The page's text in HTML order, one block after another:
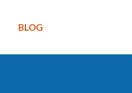
BLOG